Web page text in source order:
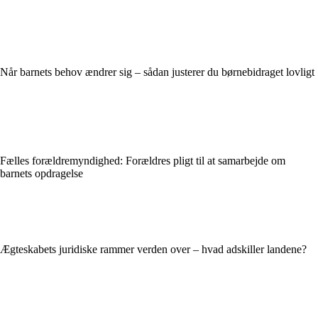
Når barnets behov ændrer sig – sådan justerer du børnebidraget lovligt
Fælles forældremyndighed: Forældres pligt til at samarbejde om
barnets opdragelse
Ægteskabets juridiske rammer verden over – hvad adskiller landene?